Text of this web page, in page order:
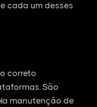
cada um desses
correto
São
manutenção de